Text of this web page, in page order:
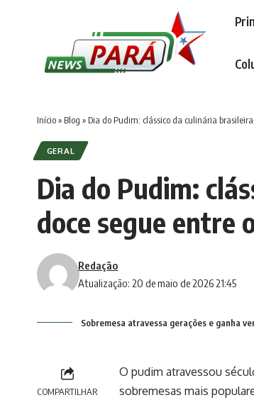
Início» Blog » Dia do Pudim: clássico da culinária
GERAL
Dia do Pudim:
doce segue entre
Atualização: 20 de maio de 2026 21:45
Redação
Sobremesa atravessa gerações e ganha
COMPARTILHAR
O pudim atravessou
sobremesas mais